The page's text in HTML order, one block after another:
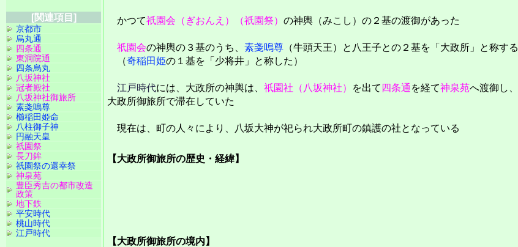
かつて祇園会（ぎおんえ）（祇園祭） の神輿（みこし）の２基の渡御があった
祇園会の神輿の３基のうち、 素戔嗚尊 （牛頭天王）と八王子との２基を「大政所」と称する
（奇稲田姫の１基を「少将井」と称した）
江戸時代には、大政所の神輿は、 祇園社（八坂神社） を出て 四条通 を経て神泉苑へ渡御し、
大政所御旅所で滞在していた
現在は、町の人々により、八坂大神が祀られ大政所町の鎮護の社となっている
【大政所御旅所の歴史・経緯】
【大政所御旅所の境内】
[関連項目]
京都市
烏丸通
四条通
東洞院通
四条烏丸
八坂神社
冠者殿社
八坂神社御旅所
素戔嗚尊
櫛稲田姫命
八柱御子神
円融天皇
祇園祭
長刀鉾
祇園祭の還幸祭
神泉苑
豊臣秀吉の都市改造
政策
地下鉄
平安時代
桃山時代
江戸時代